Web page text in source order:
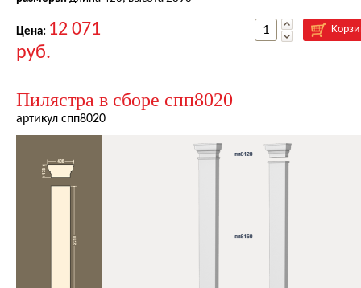
Цена: 12 071
руб.
Пилястра в сборе спп8020
артикул спп8020